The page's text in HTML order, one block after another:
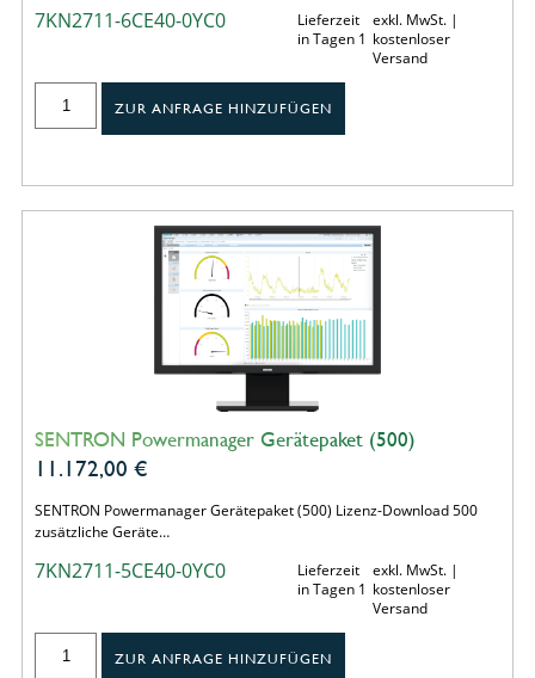
7KN2711-6CE40-0YC0
Lieferzeit
in Tagen 1
exkl. MwSt. |
kostenloser
Versand
ZUR ANFRAGE HINZUFÜGEN
SENTRON Powermanager Gerätepaket (500)
11.172,00 €
SENTRON Powermanager Gerätepaket (500) Lizenz-Download 500
zusätzliche Geräte…
7KN2711-5CE40-0YC0
Lieferzeit
in Tagen 1
exkl. MwSt. |
kostenloser
Versand
ZUR ANFRAGE HINZUFÜGEN